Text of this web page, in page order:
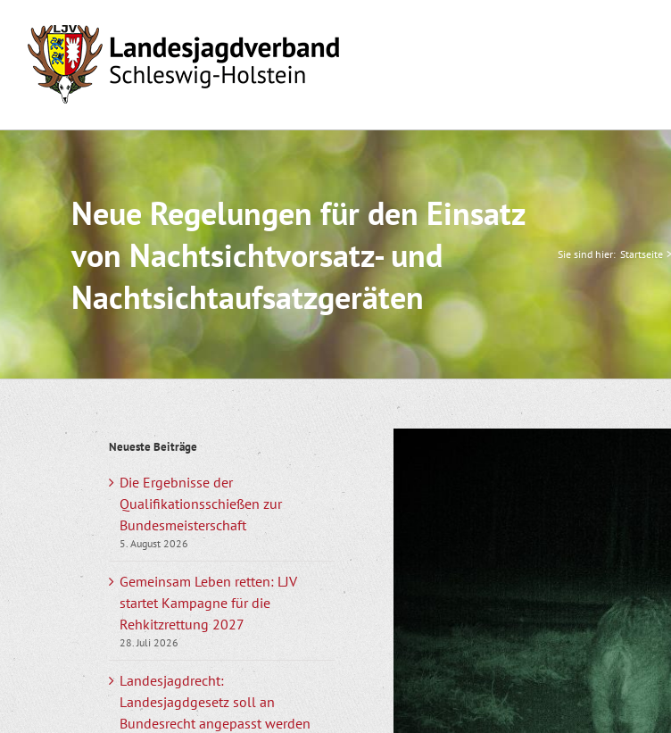
content
Neue Regelungen für den Einsatz
von Nachtsichtvorsatz- und
Nachtsichtaufsatzgeräten
Sie sind hier: Startseite
Neueste Beiträge
Die Ergebnisse der
Qualifikationsschießen zur
Bundesmeisterschaft
5. August 2026
Gemeinsam Leben retten: LJV
startet Kampagne für die
Rehkitzrettung 2027
28. Juli 2026
Landesjagdrecht:
Landesjagdgesetz soll an
Bundesrecht angepasst werden